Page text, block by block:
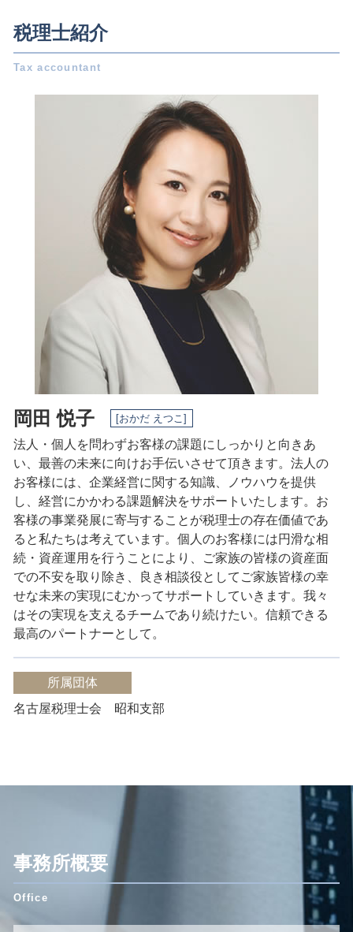
小規模宅地の特例 要件
事業 承継
自社株買い メリット デメリット
遺産分割協議書 とは
贈与税 申告 必要書類
年末調整 控除
年末調整 計算
株式会社 設立 条件
株式会社 設立 必要書類
個人事業主 から 法人化
法人設立 届出書
株式会社 設立 人数
法人税 節税
税理士 顧問料
所得税 申書
会計帳簿 とは
税理士 顧問契約
還付申告 必要書類
青色申告 特別控除
青色申告 とは
税務調査 個人
事業承継 稲沢市 相談
会社設立 稲沢市 税理士
事業承継 三重県 相談
会社設立 名古屋市 税理士
相続 稲沢市 税理士
事業承継 日進市 税理士
会社設立 岐阜県 相談
相続 愛知県 税理士
相続 岐阜県 税理士
会社設立 名古屋市 相談
会社設立 愛知県 相談
税務相談 名古屋市 相談
会社設立 愛知県 税理士
相続 日進市 相談
相続 三重県 税理士
相続 三重県 相談
税理士紹介
岡田 悦子 [おかだ えつこ]
法人・個人を問わずお客様の課題にしっかりと向きあ
い、最善の未来に向けお手伝いさせて頂きます。法人の
お客様には、企業経営に関する知識、ノウハウを提供
し、経営にかかわる課題解決をサポートいたします。 お
客様の事業発展に寄与することが税理士の存在価値であ
ると私たちは考えています。 個人のお客様には円滑な相
続・資産運用を行うことにより、ご家族の皆様の資産面
での不安を取り除き、良き相談役としてご家族皆様の幸
せな未来の実現にむかってサポートしていきます。 我々
はその実現を支えるチームであり続けたい。 信頼できる
最高のパートナーとして。
所属団体
名古屋税理士会 昭和支部
事務所概要